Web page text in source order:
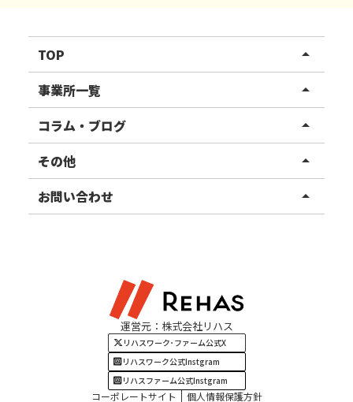
TOP arrow_drop_up
リハスワーク
リハスファーム
事業所一覧 arrow_drop_up
関東エリア
東北エリア
甲信越エリア
四国・九州エリア
コラム・ブログ arrow_drop_up
事業所ブログ
ご利用者様の声
その他 arrow_drop_up
お知らせ
お問い合わせ arrow_drop_up
運営元：株式会社リハス
リハスワーク･ファーム公式X
リハスワーク公式Instgram
リハスファーム公式Instgram
コーポレートサイト 個人情報保護方針